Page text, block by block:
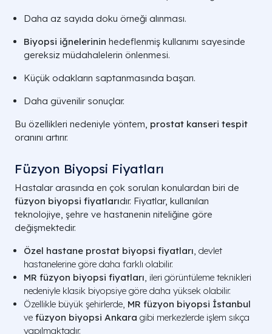
Daha az sayıda doku örneği alınması.
Biyopsi iğnelerinin hedeflenmiş kullanımı sayesinde
gereksiz müdahalelerin önlenmesi.
Küçük odakların saptanmasında başarı.
Daha güvenilir sonuçlar.
Bu özellikleri nedeniyle yöntem, prostat kanseri tespit
oranını artırır.
Füzyon Biyopsi Fiyatları
Hastalar arasında en çok sorulan konulardan biri de
füzyon biyopsi fiyatlarıdır. Fiyatlar, kullanılan
teknolojiye, şehre ve hastanenin niteliğine göre
değişmektedir.
Özel hastane prostat biyopsi fiyatları, devlet
hastanelerine göre daha farklı olabilir.
MR füzyon biyopsi fiyatları, ileri görüntüleme teknikleri
nedeniyle klasik biyopsiye göre daha yüksek olabilir.
Özellikle büyük şehirlerde, MR füzyon biyopsi İstanbul
ve füzyon biyopsi Ankara gibi merkezlerde işlem sıkça
yapılmaktadır.